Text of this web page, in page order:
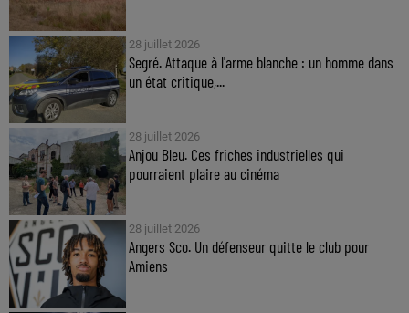
28 juillet 2026
Segré. Attaque à l'arme blanche : un homme dans
un état critique,...
28 juillet 2026
Anjou Bleu. Ces friches industrielles qui
pourraient plaire au cinéma
28 juillet 2026
Angers Sco. Un défenseur quitte le club pour
Amiens